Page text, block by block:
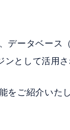
データベース
として活用さ
をご紹介いたし